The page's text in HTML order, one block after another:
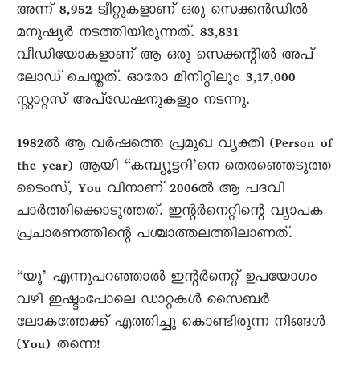
അന്ന് 8,952 ട്വീറ്റുകളാണ് ഒരു സെക്കൻഡിൽ
മനുഷ്യർ നടത്തിയിരുന്നത്. 83,831
വീഡിയോകളാണ് ആ ഒരു സെക്കന്റിൽ അപ്
ലോഡ് ചെയ്തത്. ഓരോ മിനിറ്റിലും 3,17,000
സ്റ്റാറ്റസ് അപ്ഡേഷനുകളും നടന്നു.
1982ൽ ആ വർഷത്തെ പ്രമുഖ വ്യക്തി (Person of
the year) ആയി “കമ്പ്യൂട്ടറി’നെ തെരഞ്ഞെടുത്ത
ടൈംസ്, You വിനാണ് 2006ൽ ആ പദവി
ചാർത്തിക്കൊടുത്തത്. ഇന്റർനെറ്റിന്റെ വ്യാപക
പ്രചാരണത്തിന്റെ പശ്ചാത്തലത്തിലാണത്.
“യൂ’ എന്നുപറഞ്ഞാൽ ഇന്റർനെറ്റ് ഉപയോഗം
വഴി ഇഷ്ടംപോലെ ഡാറ്റകൾ സൈബർ
ലോകത്തേക്ക് എത്തിച്ചു കൊണ്ടിരുന്ന നിങ്ങൾ
(You) തന്നെ!